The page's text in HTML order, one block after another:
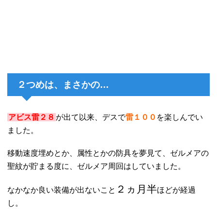
２つめは、まさかの…
アビス雷２８ が出て以来、デスで雷１００ を楽しんでい
ました。
移動速度埋めとか、属性とかの防具を夢見て、ゼルメアの
聖紋が貯まる度に、ゼルメア周回はしていました。
なかなか良い装備が出ないこと ２ヵ月半ほどが経過
し。